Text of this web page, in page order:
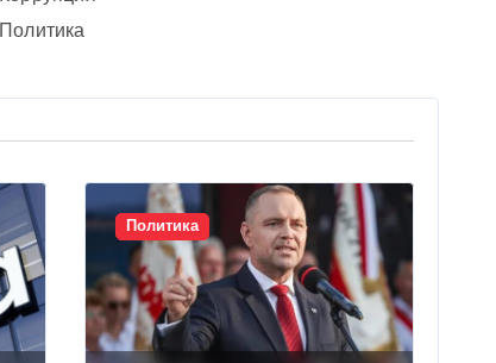
Политика
Политика